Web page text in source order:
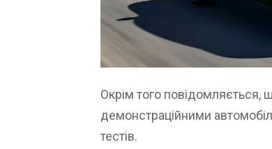
Окрім того повідомляється,
демонстраційними
тестів.